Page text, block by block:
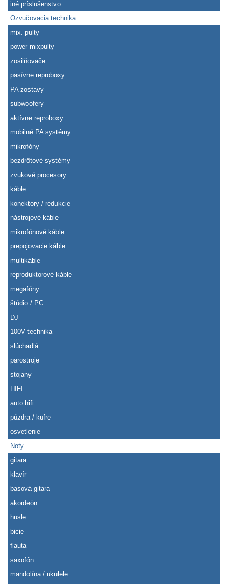
iné príslušenstvo
Ozvučovacia technika
mix. pulty
power mixpulty
zosilňovače
pasívne reproboxy
PA zostavy
subwoofery
aktívne reproboxy
mobilné PA systémy
mikrofóny
bezdrôtové systémy
zvukové procesory
káble
konektory / redukcie
nástrojové káble
mikrofónové káble
prepojovacie káble
multikáble
reproduktorové káble
megafóny
štúdio / PC
DJ
100V technika
slúchadlá
parostroje
stojany
HIFI
auto hifi
púzdra / kufre
osvetlenie
Noty
gitara
klavír
basová gitara
akordeón
husle
bicie
flauta
saxofón
mandolína / ukulele